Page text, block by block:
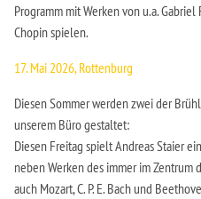
Programm mit Werken von u.a.
Chopin spielen.
17. Mai 2026, Rottenburg
Diesen Sommer werden zwei der
unserem Büro gestaltet:
Diesen Freitag spielt Andreas Staier
neben Werken des immer im Zentrum
auch Mozart, C. P. E. Bach und